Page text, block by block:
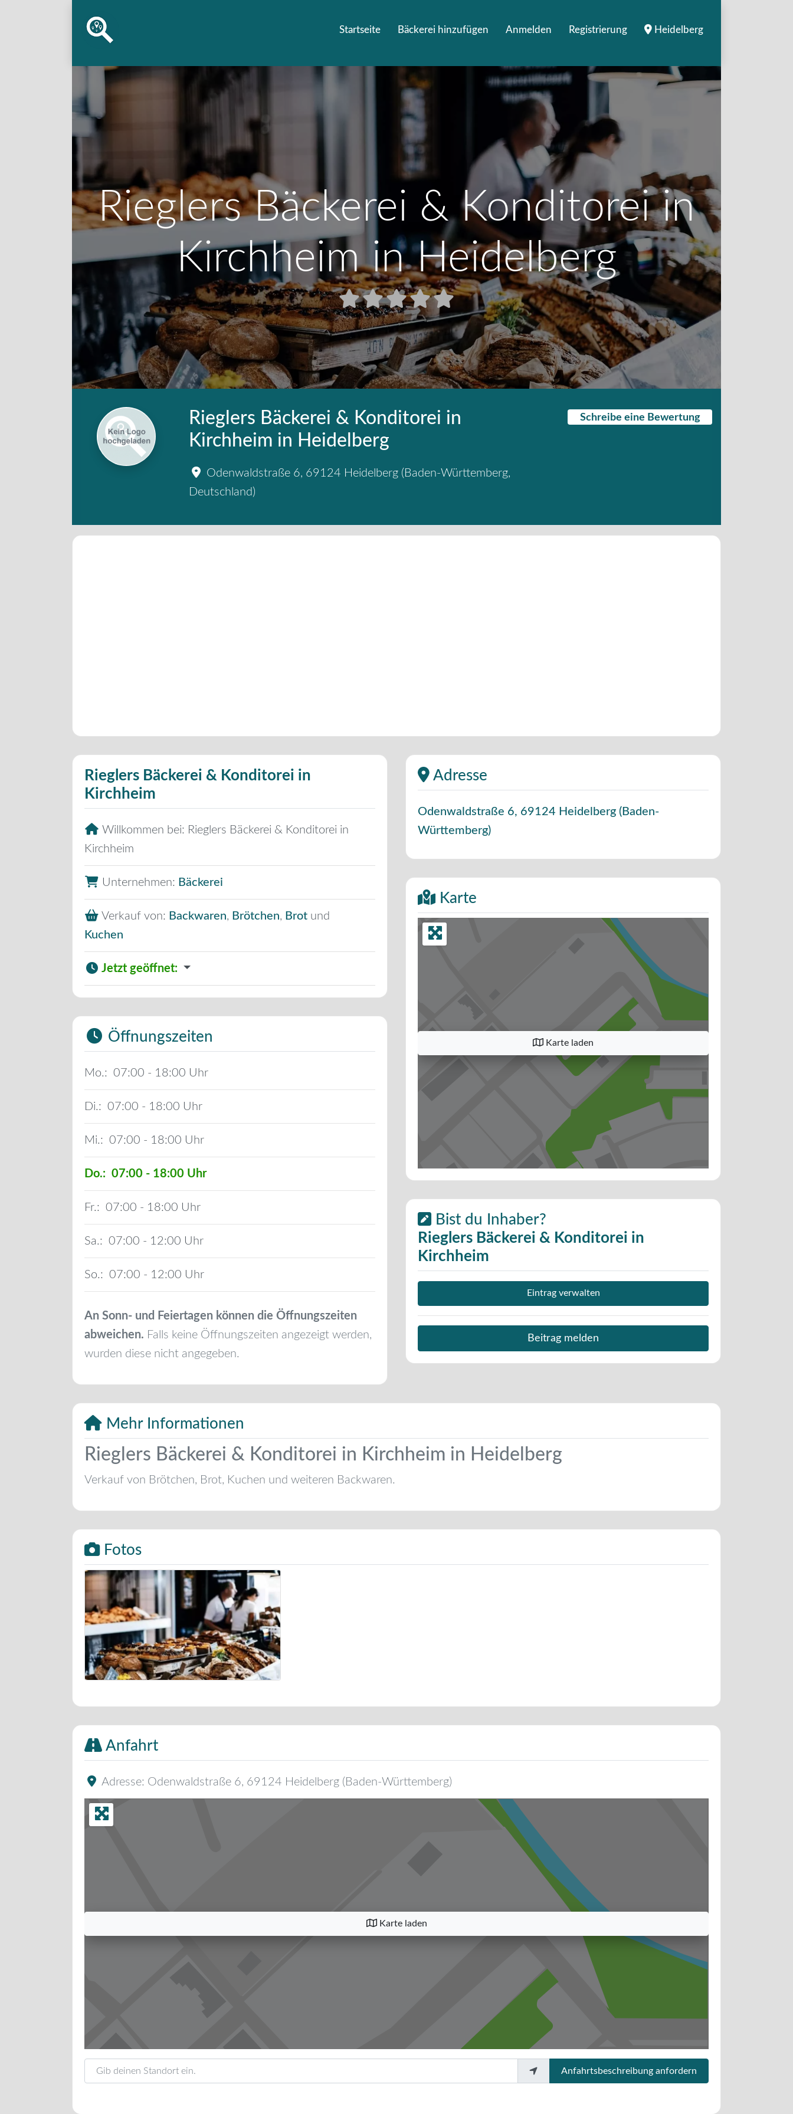
Startseite Bäckerei hinzufügen Anmelden Registrierung Heidelberg
Rieglers Bäckerei & Konditorei in
Kirchheim in Heidelberg
Rieglers Bäckerei & Konditorei in
Kirchheim in Heidelberg
Odenwaldstraße 6, 69124 Heidelberg ( Baden-Württemberg,
Deutschland)
Schreibe eine Bewertung
Rieglers Bäckerei & Konditorei in
Kirchheim
Willkommen bei: Rieglers Bäckerei & Konditorei in
Kirchheim
Unternehmen: Bäckerei
Verkauf von: Backwaren, Brötchen, Brot und
Kuchen
Jetzt geöffnet:
Öffnungszeiten
Mo.: 07:00 - 18:00
Di.: 07:00 - 18:00
Mi.: 07:00 - 18:00
Do.: 07:00 - 18:00
Fr.: 07:00 - 18:00
Sa.: 07:00 - 12:00
So.: 07:00 - 12:00
An Sonn- und Feiertagen können die Öffnungszeiten
abweichen. Falls keine Öffnungszeiten angezeigt werden,
wurden diese nicht angegeben.
Adresse
Odenwaldstraße 6, 69124 Heidelberg ( Baden-
Württemberg)
Karte
Karte laden
Bist du Inhaber?
Rieglers Bäckerei & Konditorei in
Kirchheim
Eintrag verwalten
Beitrag melden
Mehr Informationen
Rieglers Bäckerei & Konditorei in Kirchheim in Heidelberg
Verkauf von Brötchen, Brot, Kuchen und weiteren Backwaren.
Fotos
Bäckerei Musterbild
Anfahrt
Adresse: Odenwaldstraße 6, 69124 Heidelberg ( Baden-Württemberg)
Karte laden
Anfahrtsbeschreibung anfordern